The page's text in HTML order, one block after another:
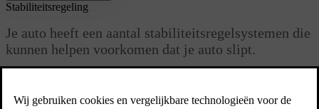
Stabiliteitsregeling
Je auto heeft een aantal stabiliteitsregelsystemen die
kunnen helpen voorkomen dat je auto slipt.
Elektronische stabiliteitsregeling